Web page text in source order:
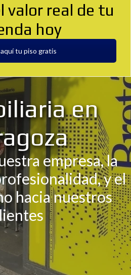
valor real de tu
hoy
tu piso gratis
en
empresa, la
y el
hacia nuestros